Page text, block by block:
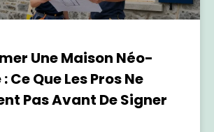
Une Maison Néo-
Ce Que Les Pros Ne
Pas Avant De Signer